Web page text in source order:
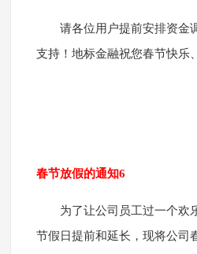
请各位用户提前安排资金
支持！地标金融祝您春节快乐
春节放假的通知6
为了让公司员工过一个欢
节假日提前和延长，现将公司